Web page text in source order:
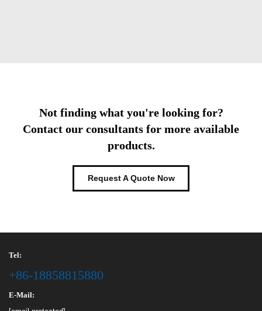
Not finding what you're looking for?
Contact our consultants for more available
products.
Request A Quote Now
Tel:
+86-18858815880
E-Mail: